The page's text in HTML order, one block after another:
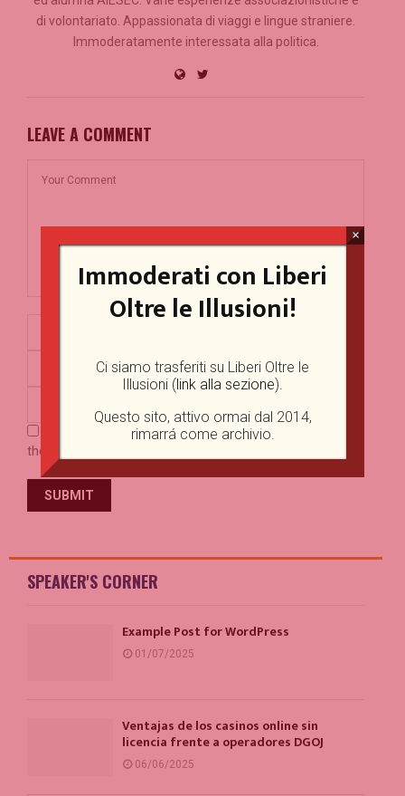
di volontariato. Appassionata di viaggi e lingue straniere.
Immoderatamente interessata alla politica.
LEAVE A COMMENT
Save my name, email, and website in this browser for
the next time I comment.
SPEAKER'S CORNER
Example Post for WordPress
01/07/2025
Ventajas de los casinos online sin
licencia frente a operadores DGOJ
06/06/2025
Immoderati con Liberi
Oltre le Illusioni!
Ci siamo trasferiti su Liberi Oltre le
Illusioni (link alla sezione).
Questo sito, attivo ormai dal 2014,
rimarrá come archivio.
×